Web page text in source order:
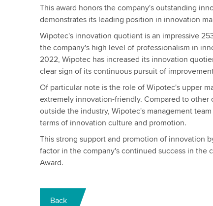
This award honors the company's outstanding
demonstrates its leading position in innovation
Wipotec's innovation quotient is an impressive
the company's high level of professionalism in
2022, Wipotec has increased its innovation
clear sign of its continuous pursuit of
Of particular note is the role of Wipotec's upper
extremely innovation-friendly. Compared to other
outside the industry, Wipotec's management
terms of innovation culture and promotion.
This strong support and promotion of innovation
factor in the company's continued success in the
Award.
Back